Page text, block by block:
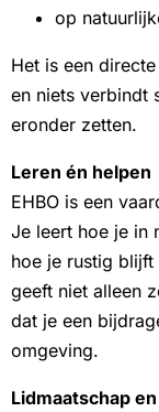
op
Het is een
en niets verbindt
eronder zetten.
Leren én helpen
EHBO is een
Je leert hoe je in
hoe je rustig
geeft niet alleen
dat je een
omgeving.
Lidmaatschap